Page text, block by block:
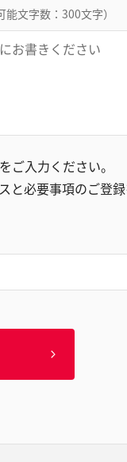
能文字数：300文字）
ご入力ください。
必要事項のご登録